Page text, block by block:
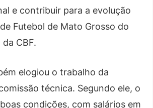
e contribuir para a evolução
Futebol de Mato Grosso do
CBF.
elogiou o trabalho da
técnica. Segundo ele, o
condições, com salários em